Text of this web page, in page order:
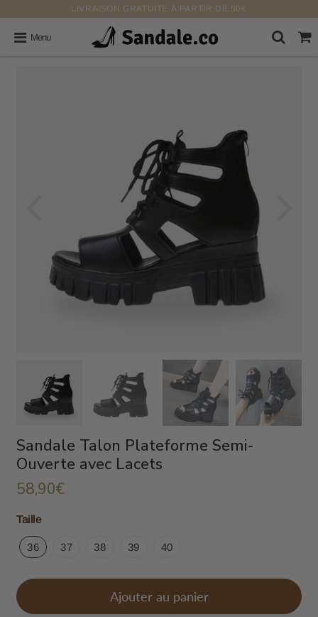
LIVRAISON GRATUITE À PARTIR DE 50€
Menu
Sandale Talon Plateforme Semi-
Ouverte avec Lacets
58,90€
price
Taille
36 37 38 39 40
Ajouter au panier